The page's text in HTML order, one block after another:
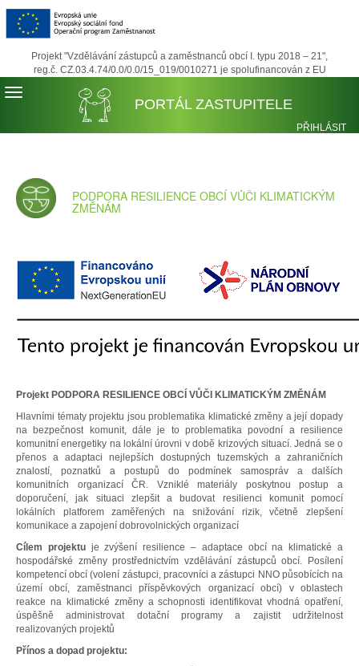
Projekt "Vzdělávání zástupců a zaměstnanců obcí I. typu 2018 – 21",
reg.č. CZ.03.4.74/0.0/0.0/15_019/0010271 je spolufinancován z EU
PORTÁL ZASTUPITELE
PŘIHLÁSIT
PODPORA RESILIENCE OBCÍ VŮČI KLIMATICKÝM
ZMĚNÁM
Projekt PODPORA RESILIENCE OBCÍ VŮČI KLIMATICKÝM ZMĚNÁM
Hlavními tématy projektu jsou problematika klimatické změny a její dopady
na bezpečnost komunit, dále je to problematika povodní a resilience
komunitní energetiky na lokální úrovni v době krizových situací. Jedná se o
přenos a adaptaci nejlepších dostupných tuzemských a zahraničních
znalostí, poznatků a postupů do podmínek samospráv a dalších
komunitních organizací ČR. Vzniklé materiály poskytnou postup a
doporučení, jak situaci zlepšit a budovat resilienci komunit pomocí
lokálních platforemzaměřených na snižování rizik, včetně zlepšení
komunikace a zapojení dobrovolnických organizací
Cílem projektu je zvýšení resilience – adaptace obcí na klimatické a
hospodářské změny prostřednictvím vzdělávání zástupců obcí. Posílení
kompetencí obcí (volení zástupci, pracovníci a zástupci NNO působících na
území obcí, zaměstnanci příspěvkových organizací obcí) v oblastech
reakce na klimatické změny a schopnosti identifikovat vhodná opatření,
úspěšně administrovat dotační programy a zajistit udržitelnost
realizovaných projektů
Přínos a dopad projektu: